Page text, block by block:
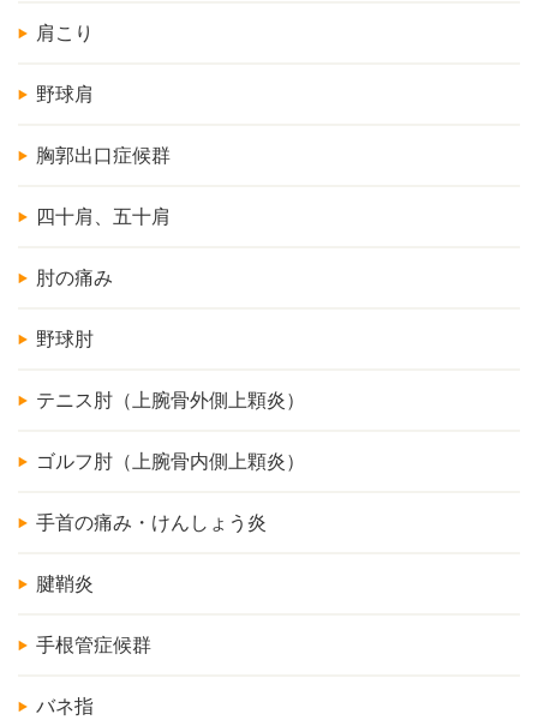
肩こり
野球肩
胸郭出口症候群
四十肩、五十肩
肘の痛み
野球肘
テニス肘（上腕骨外側上顆炎）
ゴルフ肘（上腕骨内側上顆炎）
手首の痛み・けんしょう炎
腱鞘炎
手根管症候群
バネ指